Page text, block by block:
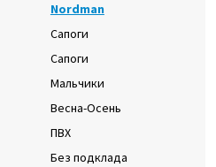
Nordman
Сапоги
Сапоги
Мальчики
Весна-Осень
ПВХ
Без подклада